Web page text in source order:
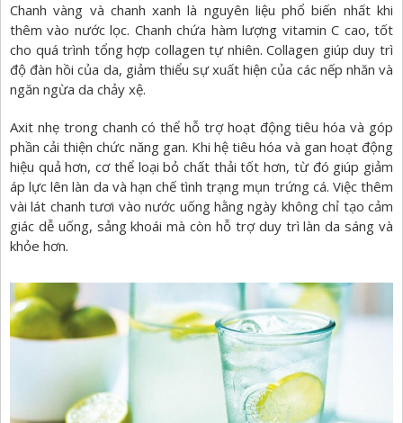
Chanh vàng và chanh xanh là nguyên liệu phổ biến nhất khi
thêm vào nước lọc. Chanh chứa hàm lượng vitamin C cao, tốt
cho quá trình tổng hợp collagen tự nhiên. Collagen giúp duy trì
độ đàn hồi của da, giảm thiểu sự xuất hiện của các nếp nhăn và
ngăn ngừa da chảy xệ.
Axit nhẹ trong chanh có thể hỗ trợ hoạt động tiêu hóa và góp
phần cải thiện chức năng gan. Khi hệ tiêu hóa và gan hoạt động
hiệu quả hơn, cơ thể loại bỏ chất thải tốt hơn, từ đó giúp giảm
áp lực lên làn da và hạn chế tình trạng mụn trứng cá. Việc thêm
vài lát chanh tươi vào nước uống hằng ngày không chỉ tạo cảm
giác dễ uống, sảng khoái mà còn hỗ trợ duy trì làn da sáng và
khỏe hơn.